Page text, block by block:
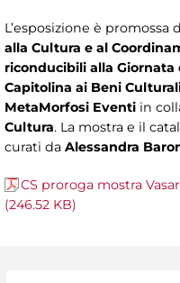
L’esposizione è promossa
alla Cultura e al
riconducibili alla Giornata
Capitolina ai Beni
MetaMorfosi Eventi in
Cultura. La mostra e il
curati da Alessandra
CS proroga mostra
(246.52 KB)